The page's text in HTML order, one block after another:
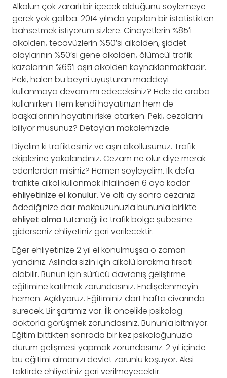
Alkolün çok zararlı bir içecek olduğunu söylemeye
gerek yok galiba. 2014 yılında yapılan bir istatistikten
bahsetmek istiyorum sizlere. Cinayetlerin %85′i
alkolden, tecavüzlerin %50′si alkolden, şiddet
olaylarının %50′si gene alkolden, ölümcül trafik
kazalarının %65′i aşırı alkolden kaynaklanmaktadır.
Peki, halen bu beyni uyuşturan maddeyi
kullanmaya devam mı edeceksiniz? Hele de araba
kullanırken. Hem kendi hayatınızın hem de
başkalarının hayatını riske atarken. Peki, cezalarını
biliyor musunuz? Detayları makalemizde.
Diyelim ki trafiktesiniz ve aşırı alkollüsünüz. Trafik
ekiplerine yakalandınız. Cezam ne olur diye merak
edenlerden misiniz? Hemen söyleyelim. İlk defa
trafikte alkol kullanmak ihlalinden 6 aya kadar
ehliyetinize el konulur. Ve altı ay sonra cezanızı
ödediğinize dair makbuzunuzla bununla birlikte
ehliyet almatutanağı ile trafik bölge şubesine
giderseniz ehliyetiniz geri verilecektir.
Eğer ehliyetinize 2 yıl el konulmuşsa o zaman
yandınız. Aslında sizin için alkolü bırakma fırsatı
olabilir. Bunun için sürücü davranış geliştirme
eğitimine katılmak zorundasınız. Endişelenmeyin
hemen. Açıklıyoruz. Eğitiminiz dört hafta civarında
sürecek. Bir şartımız var. İlk öncelikle psikolog
doktorla görüşmek zorundasınız. Bununla bitmiyor.
Eğitim bittikten sonrada bir kez psikoloğunuzla
durum gelişmesi yapmak zorundasınız. 2 yıl içinde
bu eğitimi almanızı devlet zorunlu koşuyor. Aksi
taktirde ehliyetiniz geri verilmeyecektir.